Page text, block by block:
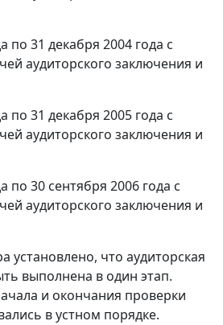
по 31 декабря 2004 года с
аудиторского заключения и
по 31 декабря 2005 года с
аудиторского заключения и
по 30 сентября 2006 года с
аудиторского заключения и
установлено, что аудиторская
выполнена в один этап.
и окончания проверки
в устном порядке.